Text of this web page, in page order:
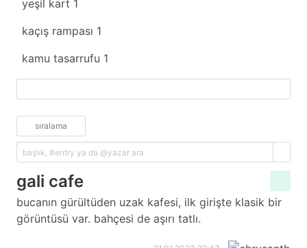
yeşil kart 1
kaçış rampası 1
kamu tasarrufu 1
sıralama
gali cafe
bucanın gürültüden uzak kafesi, ilk girişte klasik bir
görüntüsü var. bahçesi de aşırı tatlı.